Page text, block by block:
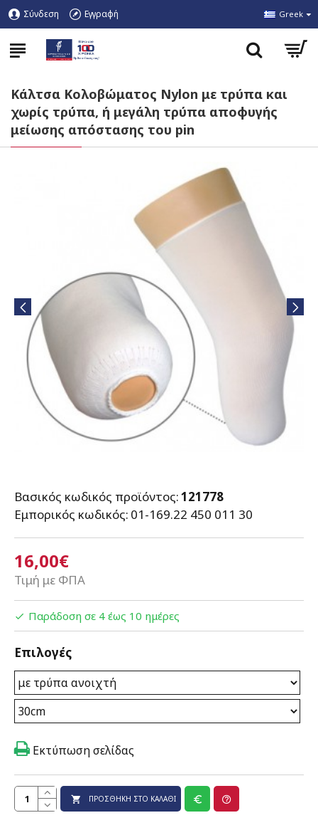
Σύνδεση Εγγραφή Greek
Κάλτσα Κολοβώματος Nylon με τρύπα και
χωρίς τρύπα, ή μεγάλη τρύπα αποφυγής
μείωσης απόστασης του pin
16,00€
Τιμή με ΦΠΑ
Βασικός κωδικός προϊόντος:121778
Εμπορικός κωδικός: 01-169.22 450 011 30
Παράδοση σε 4 έως 10 ημέρες
Επιλογές
ΠΡΟΣΘΉΚΗ ΣΤΟ ΚΑΛΆΘΙ
Εκτύπωση σελίδας